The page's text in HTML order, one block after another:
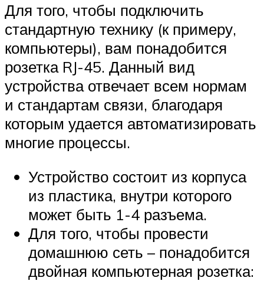
Для того, чтобы подключить
стандартную технику (к примеру,
компьютеры), вам понадобится
розетка RJ-45. Данный вид
устройства отвечает всем нормам
и стандартам связи, благодаря
которым удается автоматизировать
многие процессы.
Устройство состоит из корпуса
из пластика, внутри которого
может быть 1-4 разъема.
Для того, чтобы провести
домашнюю сеть – понадобится
двойная компьютерная розетка: